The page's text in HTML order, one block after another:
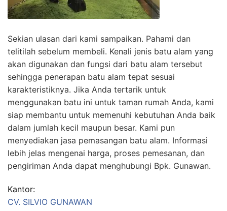
Sekian ulasan dari kami sampaikan. Pahami dan
telitilah sebelum membeli. Kenali jenis batu alam yang
akan digunakan dan fungsi dari batu alam tersebut
sehingga penerapan batu alam tepat sesuai
karakteristiknya. Jika Anda tertarik untuk
menggunakan batu ini untuk taman rumah Anda, kami
siap membantu untuk memenuhi kebutuhan Anda baik
dalam jumlah kecil maupun besar. Kami pun
menyediakan jasa pemasangan batu alam. Informasi
lebih jelas mengenai harga, proses pemesanan, dan
pengiriman Anda dapat menghubungi Bpk. Gunawan.
Kantor:
CV. SILVIO GUNAWAN